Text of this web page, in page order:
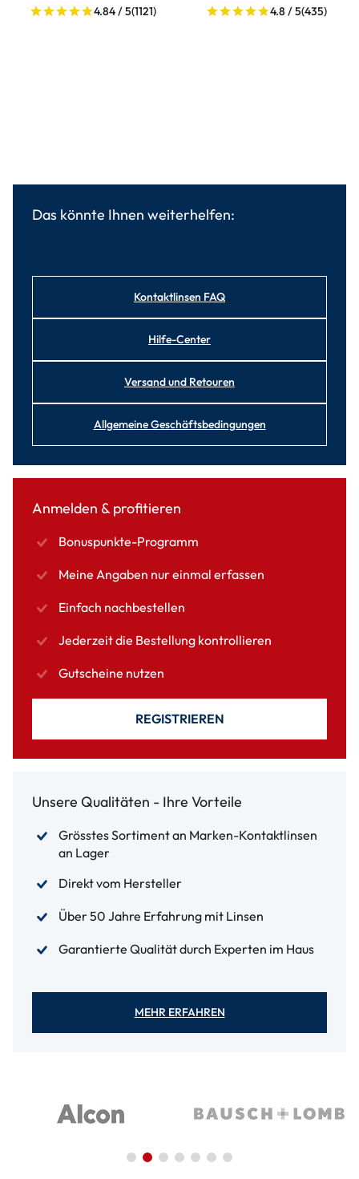
4.84 / 5(1121) 4.8 / 5(435)
Das könnte Ihnen weiterhelfen:
Kontaktlinsen FAQ
Hilfe-Center
Versand und Retouren
Allgemeine Geschäftsbedingungen
Anmelden & profitieren
Bonuspunkte-Programm
Meine Angaben nur einmal erfassen
Einfach nachbestellen
Jederzeit die Bestellung kontrollieren
Gutscheine nutzen
REGISTRIEREN
Unsere Qualitäten - Ihre Vorteile
Grösstes Sortiment an Marken-Kontaktlinsen
an Lager
Direkt vom Hersteller
Über 50 Jahre Erfahrung mit Linsen
Garantierte Qualität durch Experten im Haus
MEHR ERFAHREN